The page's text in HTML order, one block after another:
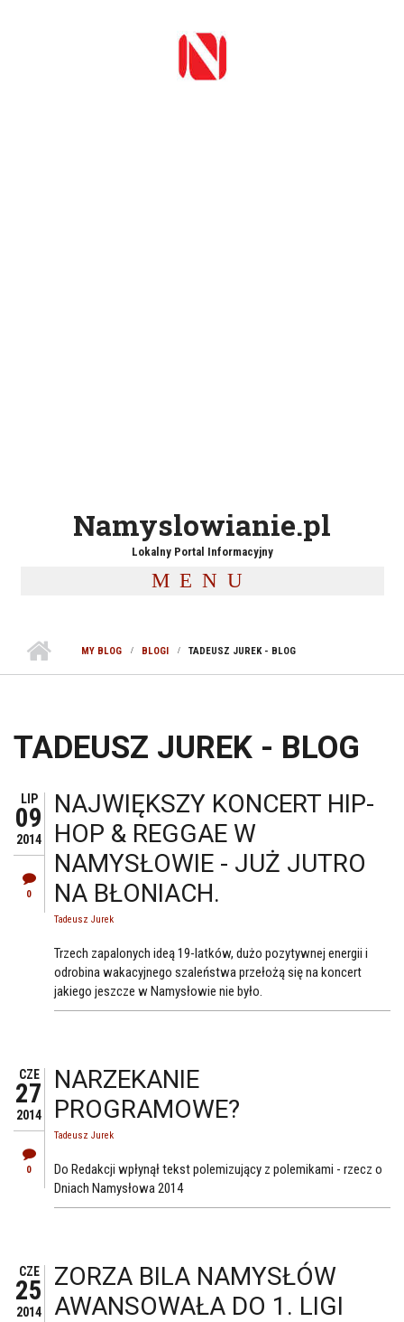
Namyslowianie.pl
Lokalny Portal Informacyjny
MENU
MY BLOG BLOGI TADEUSZ JUREK - BLOG
TADEUSZ JUREK - BLOG
LIP
09
2014
0
NAJWIĘKSZY KONCERT HIP-
HOP & REGGAE W
NAMYSŁOWIE - JUŻ JUTRO
NA BŁONIACH.
Tadeusz Jurek
Trzech zapalonych ideą 19-latków, dużo pozytywnej energii i
odrobina wakacyjnego szaleństwa przełożą się na koncert
jakiego jeszcze w Namysłowie nie było.
CZE
27
2014
0
NARZEKANIE
PROGRAMOWE?
Tadeusz Jurek
Do Redakcji wpłynął tekst polemizujący z polemikami - rzecz o
Dniach Namysłowa 2014
CZE
25
2014
ZORZA BILA NAMYSŁÓW
AWANSOWAŁA DO 1. LIGI